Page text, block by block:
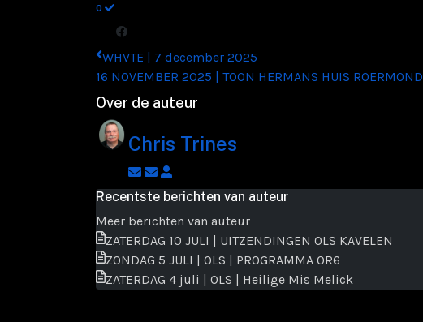
0
WHVTE | 7 december 2025
16 NOVEMBER 2025 | TOON HERMANS HUIS ROERMOND
Over de auteur
Chris Trines
Abonneer
op
updates
Afmelden
op
van
auteur
Chris
Trines
Recentste berichten van auteur
Meer berichten van auteur
ZATERDAG 10 JULI | UITZENDINGEN OLS KAVELEN
ZONDAG 5 JULI | OLS | PROGRAMMA OR6
ZATERDAG 4 juli | OLS | Heilige Mis Melick